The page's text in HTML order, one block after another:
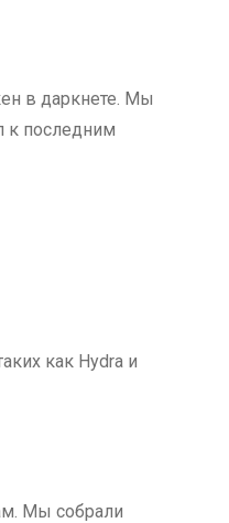
в даркнете. Мы
к последним
как Hydra и
Мы собрали